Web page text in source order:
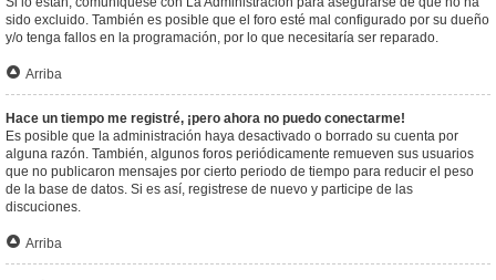
sido excluido. También es posible que el foro esté mal configurado por su dueño
y/o tenga fallos en la programación, por lo que necesitaría ser reparado.
Arriba
Hace un tiempo me registré, ¡pero ahora no puedo conectarme!
Es posible que la administración haya desactivado o borrado su cuenta por
alguna razón. También, algunos foros periódicamente remueven sus usuarios
que no publicaron mensajes por cierto periodo de tiempo para reducir el peso
de la base de datos. Si es así, registrese de nuevo y participe de las
discuciones.
Arriba